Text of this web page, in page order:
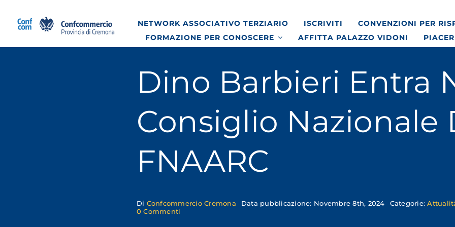
contenuto
NETWORK ASSOCIATIVO TERZIARIO ISCRIVITI
CONVENZIONI PER
FORMAZIONE PER CONOSCERE
AFFITTA PALAZZO VIDONI
Dino Barbieri Entra
Consiglio Nazionale
FNAARC
Di Confcommercio Cremona Data pubblicazione: Novembre 8th, 2024 Categorie:
0 Commenti